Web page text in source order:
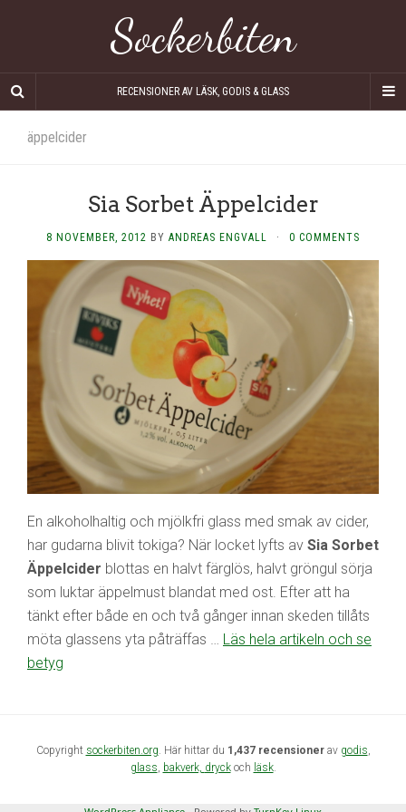
Sockerbiten
RECENSIONER AV LÄSK, GODIS & GLASS
äppelcider
Sia Sorbet Äppelcider
8 NOVEMBER, 2012 BY ANDREAS ENGVALL · 0 COMMENTS
En alkoholhaltig och mjölkfri glass med smak av cider,
har gudarna blivit tokiga? När locket lyfts av Sia Sorbet
Äppelcider blottas en halvt färglös, halvt gröngul sörja
som luktar äppelmust blandat med ost. Efter att ha
tänkt efter både en och två gånger innan skeden tillåts
möta glassens yta påträffas … Läs hela artikeln och se
betyg
Copyright sockerbiten.org . Här hittar du 1,437 recensionerav godis
glass bakverk, dryckoch läsk.